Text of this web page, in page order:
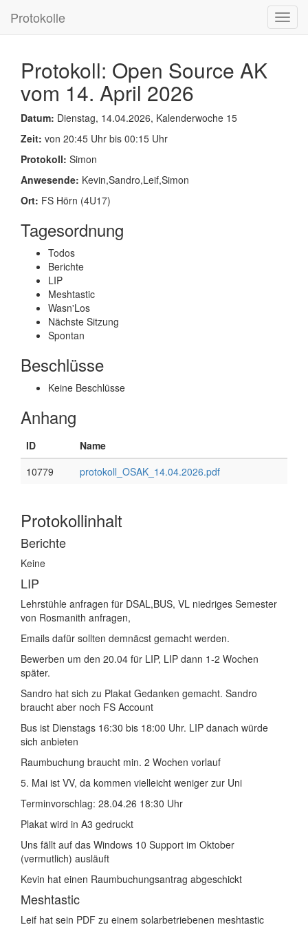
Protokolle
Protokoll: Open Source AK
vom 14. April 2026
Datum: Dienstag, 14.04.2026, Kalenderwoche 15
Zeit: von 20:45 Uhr bis 00:15 Uhr
Protokoll: Simon
Anwesende: Kevin,Sandro,Leif,Simon
Ort: FS Hörn (4U17)
Tagesordnung
Todos
Berichte
LIP
Meshtastic
Wasn'Los
Nächste Sitzung
Spontan
Beschlüsse
Keine Beschlüsse
Anhang
ID
Name
10779
protokoll_OSAK_14.04.2026.pdf
Protokollinhalt
Berichte
Keine
LIP
Lehrstühle anfragen für DSAL,BUS, VL niedriges Semester
von Rosmanith anfragen,
Emails dafür sollten demnäcst gemacht werden.
Bewerben um den 20.04 für LIP, LIP dann 1-2 Wochen
später.
Sandro hat sich zu Plakat Gedanken gemacht. Sandro
braucht aber noch FS Account
Bus ist Dienstags 16:30 bis 18:00 Uhr. LIP danach würde
sich anbieten
Raumbuchung braucht min. 2 Wochen vorlauf
5. Mai ist VV, da kommen vielleicht weniger zur Uni
Terminvorschlag: 28.04.26 18:30 Uhr
Plakat wird in A3 gedruckt
Uns fällt auf das Windows 10 Support im Oktober
(vermutlich) ausläuft
Kevin hat einen Raumbuchungsantrag abgeschickt
Meshtastic
Leif hat sein PDF zu einem solarbetriebenen meshtastic